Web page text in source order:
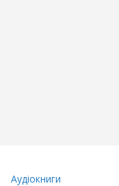
Аудіокниги